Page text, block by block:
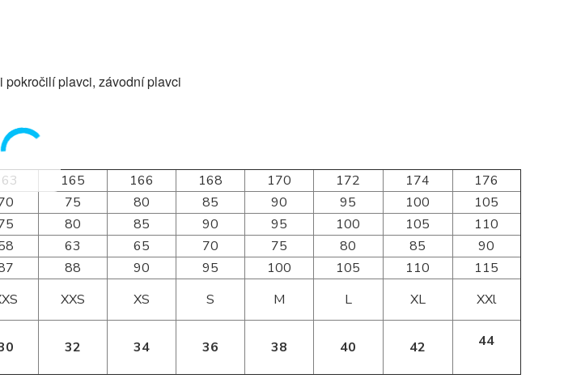
pokročilí plavci, závodní plavci
165 166 168 170 172 174
176
75 80 85 90 95 100
105
80 85 90 95 100 105
110
63 65 70 75 80 85
90
88 90 95 100 105 110
115
XXS XS S M L XL XXl
32 34 36 38 40 42 44